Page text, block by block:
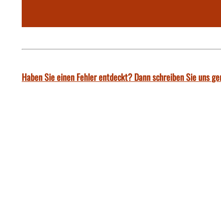
Haben Sie einen Fehler entdeckt? Dann schreiben Sie uns